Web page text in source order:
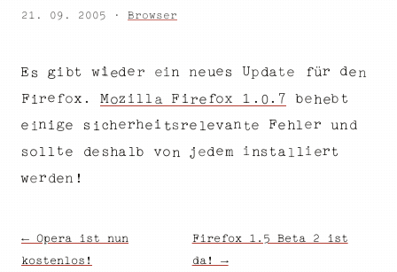
21. 09. 2005 · Browser
E s gi bt wi ede r ei n neue s U p dat e für de n
F ire fox . Moz i l l a F i re fox 1 . 0 . 7 be heb t
e in i ge s i cherhe i ts re levan te Fe hl er un d
so l l te de sha l b vo n j edem i nsta l l i er t
wer den !
← Opera ist nun
kostenlos!
Firefox 1.5 Beta 2 ist
da! →